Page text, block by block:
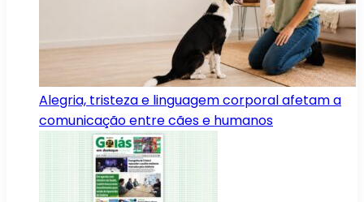
Alegria, tristeza e linguagem corporal afetam a
comunicação entre cães e humanos